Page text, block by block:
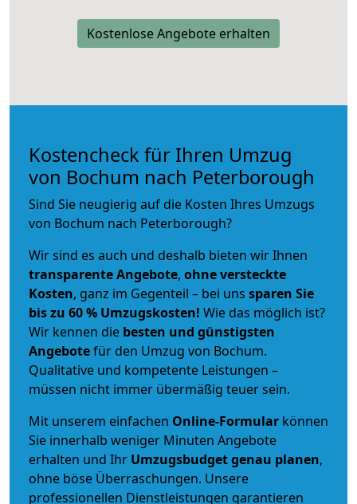
Kostenlose Angebote erhalten
Kostencheck für Ihren Umzug
von Bochum nach Peterborough
Sind Sie neugierig auf die Kosten Ihres Umzugs
von Bochum nach Peterborough?
Wir sind es auch und deshalb bieten wir Ihnen
transparente Angebote, ohne versteckte
Kosten, ganz im Gegenteil – bei uns sparen Sie
bis zu 60 % Umzugskosten! Wie das möglich ist?
Wir kennen die besten und günstigsten
Angebotefür den Umzug von Bochum.
Qualitative und kompetente Leistungen –
müssen nicht immer übermäßig teuer sein.
Mit unserem einfachen Online-Formular können
Sie innerhalb weniger Minuten Angebote
erhalten und Ihr Umzugsbudgetgenau planen,
ohne böse Überraschungen. Unsere
professionellen Dienstleistungen garantieren